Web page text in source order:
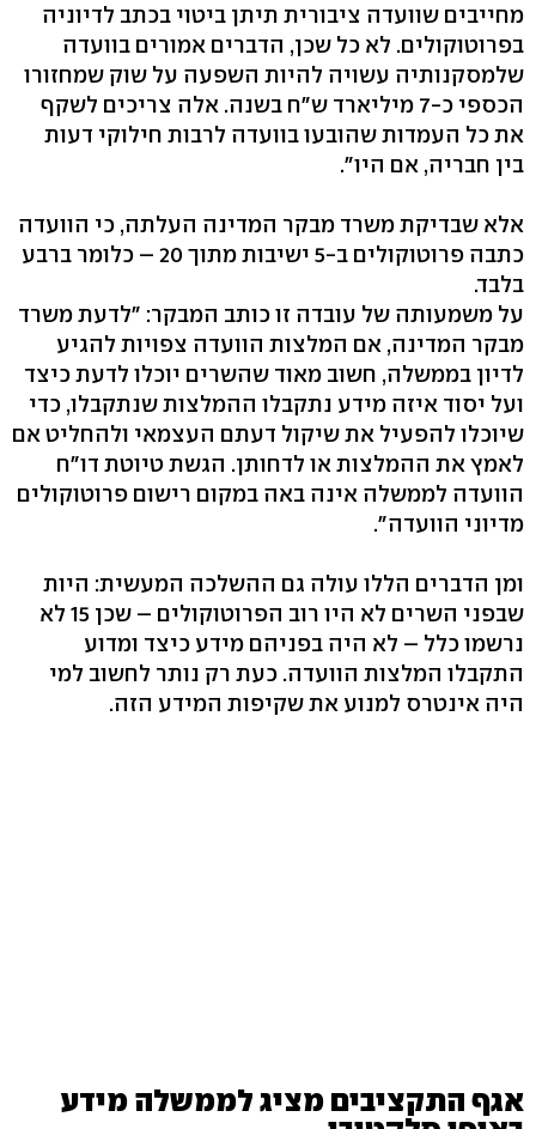
מחייבים שוועדה ציבורית תיתן ביטוי בכתב לדיוניה
בפרוטוקולים. לא כל שכן, הדברים אמורים בוועדה
שלמסקנותיה עשויה להיות השפעה על שוק שמחזורו
הכספי כ-7 מיליארד ש"ח בשנה. אלה צריכים לשקף
את כל העמדות שהובעו בוועדה לרבות חילוקי דעות
בין חבריה, אם היו".
אלא שבדיקת משרד מבקר המדינה העלתה, כי הוועדה
כתבה פרוטוקולים ב-5 ישיבות מתוך 20 – כלומר ברבע
בלבד.
על משמעותה של עובדה זו כותב המבקר: "לדעת משרד
מבקר המדינה, אם המלצות הוועדה צפויות להגיע
לדיון בממשלה, חשוב מאוד שהשרים יוכלו לדעת כיצד
ועל יסוד איזה מידע נתקבלו ההמלצות שנתקבלו, כדי
שיוכלו להפעיל את שיקול דעתם העצמאי ולהחליט אם
לאמץ את ההמלצות או לדחותן. הגשת טיוטת דו"ח
הוועדה לממשלה אינה באה במקום רישום פרוטוקולים
מדיוני הוועדה".
ומן הדברים הללו עולה גם ההשלכה המעשית: היות
שבפני השרים לא היו רוב הפרוטוקולים – שכן 15 לא
נרשמו כלל – לא היה בפניהם מידע כיצד ומדוע
התקבלו המלצות הוועדה. כעת רק נותר לחשוב למי
היה אינטרס למנוע את שקיפות המידע הזה.
אגף התקציבים מציג לממשלה מידע